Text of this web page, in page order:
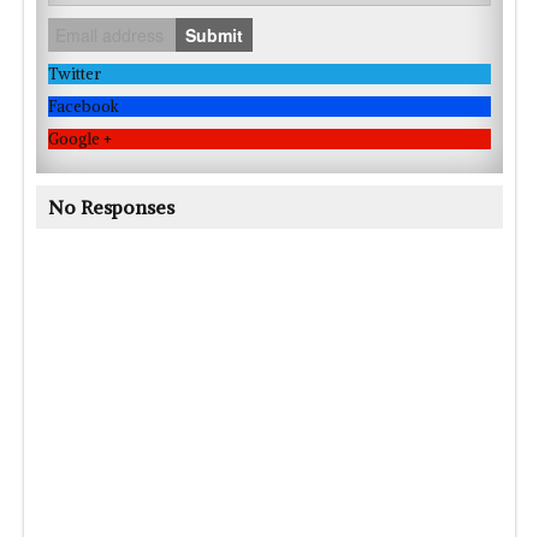
Submit
Twitter
Facebook
Google +
No Responses